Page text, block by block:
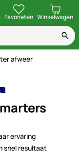
Favorieten Winkelwagen
afweer
ervaring
snel resultaat